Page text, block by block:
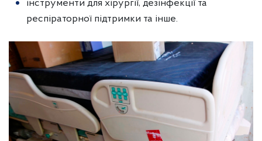
інструменти для хірургії, дезінфекції та
респіраторної підтримки та інше.